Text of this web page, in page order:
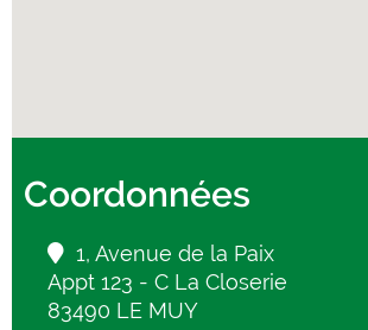
Coordonnées
1, Avenue de la Paix
Appt 123 - C La Closerie
83490 LE MUY